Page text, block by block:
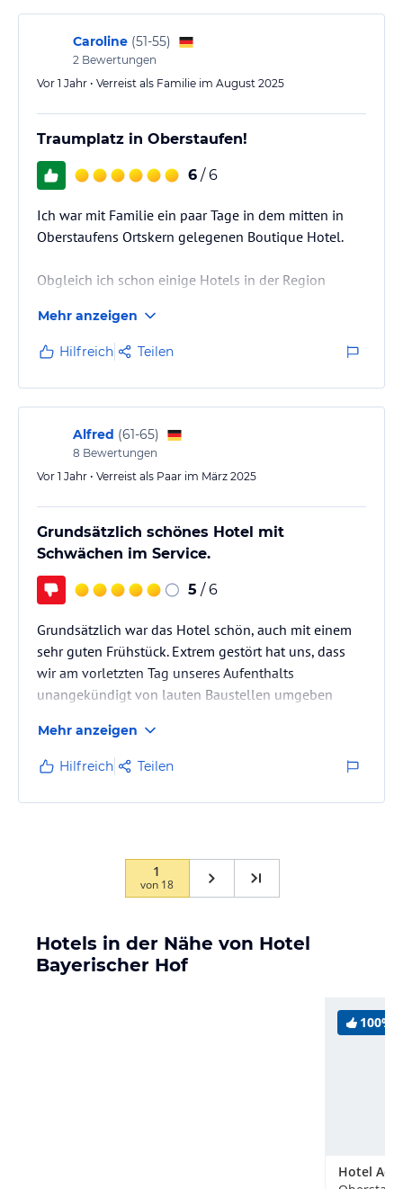
Caroline (51-55)
2 Bewertungen
Vor 1 Jahr • Verreist als Familie im August 2025
Traumplatz in Oberstaufen!
6 / 6
Ich war mit Familie ein paar Tage in dem mitten in
Oberstaufens Ortskern gelegenen Boutique Hotel.
Obgleich ich schon einige Hotels in der Region
Nette charmante Läden um die Ecke und nach einer
Shoppingtour die Möglichkeit, sich im gerade neu
renovierten Wellnessbereich ( Kompliment! Sehr chic
& komfortabel! ) schön zu entspannen, um dann
nochmal um die Ecke in einem der kleinen Lokale
essen zu gehen. Oder gleich im Hotel selbst, denn die
Küche ist…
Mehr anzeigen
Hilfreich Teilen
Alfred (61-65)
8 Bewertungen
Vor 1 Jahr • Verreist als Paar im März 2025
Grundsätzlich schönes Hotel mit
Schwächen im Service.
5 / 6
Grundsätzlich war das Hotel schön, auch mit einem
sehr guten Frühstück. Extrem gestört hat uns, dass
wir am vorletzten Tag unseres Aufenthalts
unangekündigt von lauten Baustellen umgeben
uns eine Rückmeldung mit „Wiedergutmachung“
zugesagt. Da wir dann aber nichts vom Hotel hörten,
haben wir per Mail nachgehakt. Auch hierauf erfolgte
nach bisher einem Monat null Reaktion. U.E. geht
Mehr anzeigen
Hilfreich Teilen
1
von 18
Hotels in der Nähe von Hotel
Bayerischer Hof
100%